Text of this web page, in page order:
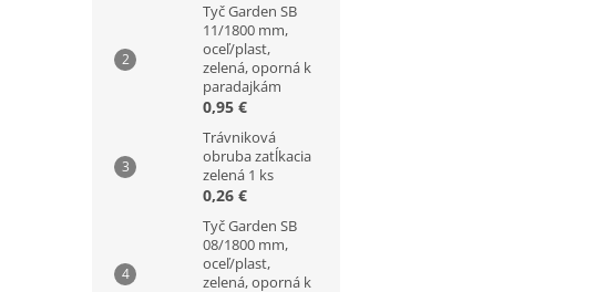
Tyč Garden SB
11/1800 mm,
oceľ/plast,
zelená, oporná k
paradajkám
0,95 €
Trávniková
obruba zatĺkacia
zelená 1 ks
0,26 €
Tyč Garden SB
08/1800 mm,
oceľ/plast,
zelená, oporná k